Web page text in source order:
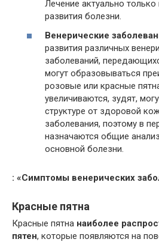
Лечение актуально
развития болезни.
Венерические
развития различных
заболеваний,
могут образовываться
розовые или красные
увеличиваются, зудят,
структуре от здоровой
заболевания, поэтому в
назначаются общие
основной болезни.
: «Симптомы венерических
Красные пятна
Красные пятна наиболее
пятен, которые появляются на